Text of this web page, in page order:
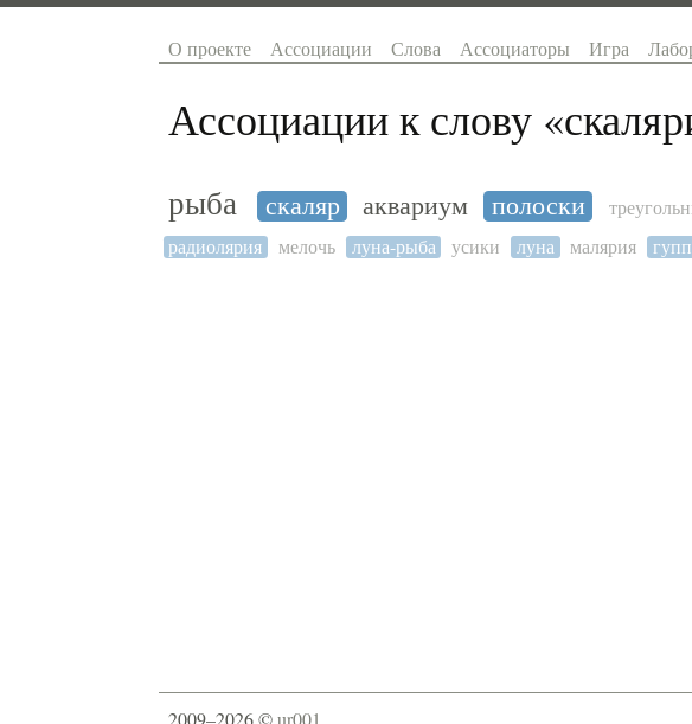
О проекте Ассоциации Слова Ассоциаторы Игра
Ассоциации к слову «
рыба скаляр аквариум полоски
радиолярия
мелочь луна-рыба усики луна малярия
2009–2026 ©ur001